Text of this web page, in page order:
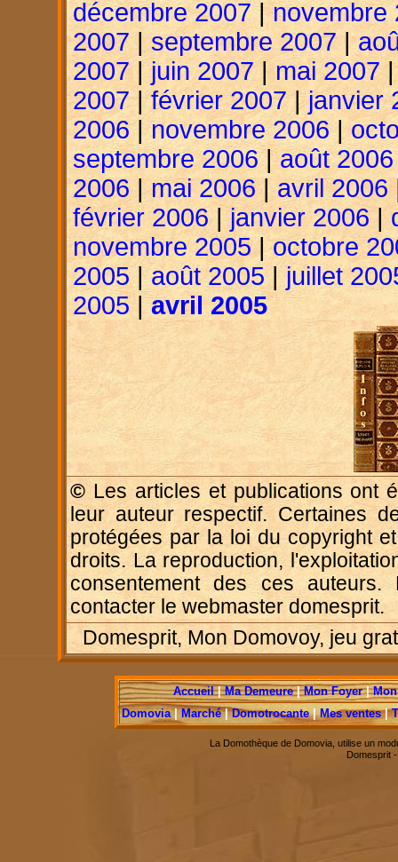
décembre 2007| novembre
2007 | septembre 2007|
2007| juin 2007|mai 2007
2007| février 2007 | janvier
2006 | novembre 2006|
septembre 2006|août 2006
2006 | mai 2006 | avril 2006
février 2006 |janvier 2006 |
novembre 2005|octobre
2005| août 2005| juillet
2005|avril 2005
© Les articles et publications ont
leur auteur respectif. Certaines
protégées par la loi du copyright
droits. La reproduction,
consentement des ces auteurs.
contacter le webmaster domesprit.
Domesprit, Mon Domovoy, jeu
Accueil|Ma Demeure|Mon Foyer|
Domovia|Marché|Domotrocante|Mes ventes|
La Domothèque de Domovia, utilise un
Domesprit